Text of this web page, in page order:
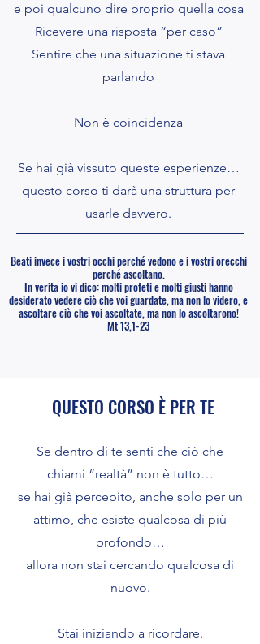
e poi qualcuno dire proprio quella cosa
Ricevere una risposta “per caso”
Sentire che una situazione ti stava
parlando
Non è coincidenza
Se hai già vissuto queste esperienze…
questo corso ti darà una struttura per
usarle davvero.
Beati invece i vostri occhi perché vedono e i vostri orecchi
perché ascoltano.
In verita io vi dico: molti profeti e molti giusti hanno
desiderato vedere ciò che voi guardate, ma non lo videro, e
ascoltare ciò che voi ascoltate, ma non lo ascoltarono!
Mt 13,1-23
QUESTO CORSO È PER TE
Se dentro di te senti che ciò che
chiami “realtà” non è tutto…
se hai già percepito, anche solo per un
attimo, che esiste qualcosa di più
profondo…
allora non stai cercando qualcosa di
nuovo.
Stai iniziando a ricordare.